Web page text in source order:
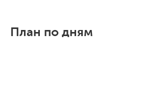
План по дням